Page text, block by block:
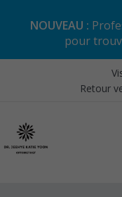
NOUVEAU :
pour
Retour